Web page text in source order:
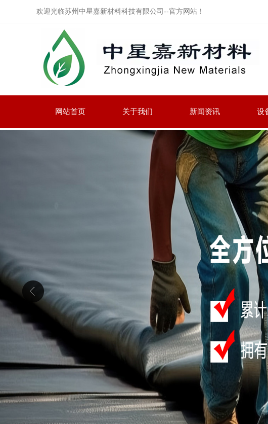
欢迎光临苏州中星嘉新材料科技有限公司--官方网站！
网站首页 关于我们 新闻资讯 设